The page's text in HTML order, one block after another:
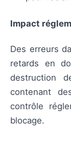
Impact
Des erreurs
retards en
destruction
contenant
contrôle
blocage.